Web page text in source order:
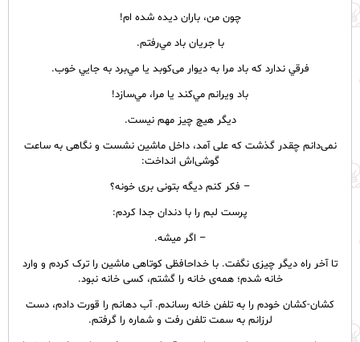
چون من، باران ديده شده ام!
با جريان باد مي‌رفتم.
فرقي ندارد كه باد مرا به ديوار می‌کوبد يا مي‌برد به جايي خوب.
باد ویرانم مي‌كند يا مرا، مي‌سازد!
دیگر هیچ چیز مهم نیست.
نمی‌دانم چقدر گذشت که علی آمد، داخل ماشین نشست و نگاهی به ساعت
گوشی‌اش انداخت:
– فکر کنم دیگه بتونی بری خونه؟
پرست لبم را با دندان جدا كردم:
– اگر میشه.
تا آخر راه دیگر چیزی نگفت. با خداحافظی کوتاهی ماشین را ترک کردم و وارد
خانه شدم؛ همه‌ی خانه را گشتم، کسی خانه نبود.
کشان-کشان خودم را به تلفن خانه رساندم. آب دهانم را قورت دادم، دست
لرزانم به سمت تلفن رفت و شماره را گرفتم.